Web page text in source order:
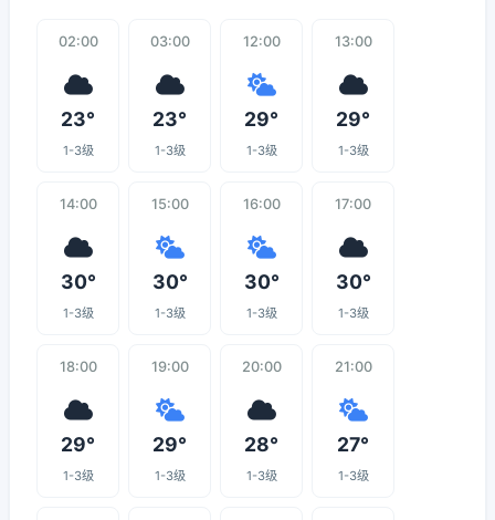
02:00
23°
1-3级
03:00
23°
1-3级
12:00
29°
1-3级
13:00
29°
1-3级
14:00
30°
1-3级
15:00
30°
1-3级
16:00
30°
1-3级
17:00
30°
1-3级
18:00
29°
1-3级
19:00
29°
1-3级
20:00
28°
1-3级
21:00
27°
1-3级